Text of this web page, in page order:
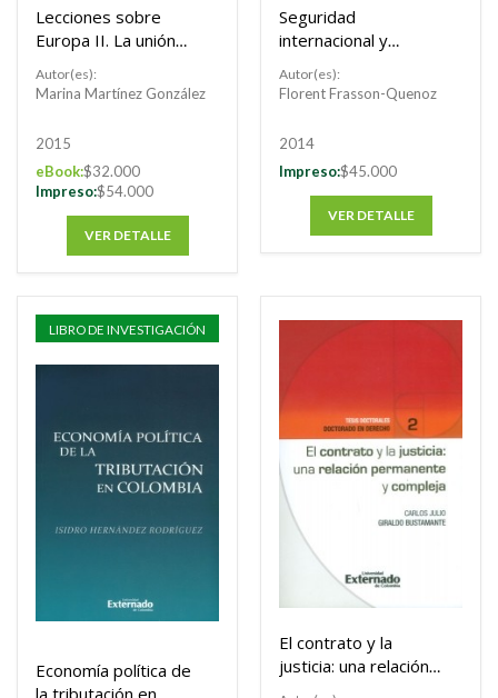
Lecciones sobre
Europa II. La unión
europea en el siglo
XXI: ¿la consolidación
Autor(es):
Marina Martínez González
2015
eBook:$32.000
Impreso:$54.000
VER DETALLE
Seguridad
internacional y
ordenamientos
regionales: del
la comunidad de
Autor(es):
Florent Frasson-Quenoz
2014
Impreso:$45.000
VER DETALLE
LIBRO DE INVESTIGACIÓN
Economía política de
El contrato y la
justicia: una relación